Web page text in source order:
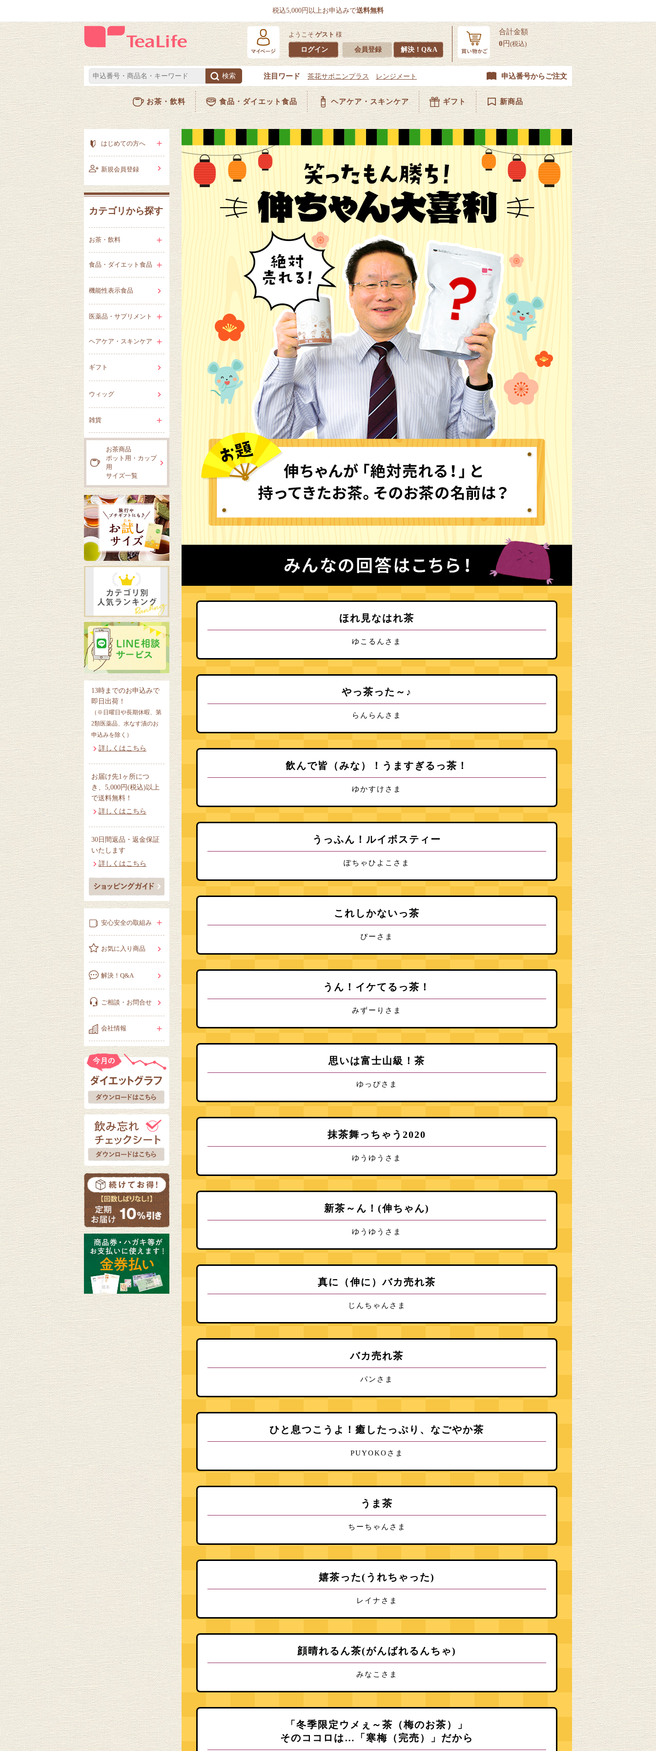
税込5,000円以上お申込みで送料無料
ようこそゲスト 様
ログイン 会員登録 解決！Q&A
合計金額
0円(税込)
申込番号からご注文
お茶・飲料 食品・ダイエット食品 ヘアケア・スキンケア ギフト 新商品
ほれ見なはれ茶
ゆこるんさま
やっ茶った～♪
らんらんさま
飲んで皆（みな）！うますぎるっ茶！
ゆかすけさま
うっふん！ルイボスティー
ぽちゃひよこさま
これしかないっ茶
ぴーさま
うん！イケてるっ茶！
みずーりさま
思いは富士山級！茶
ゆっぴさま
抹茶舞っちゃう2020
ゆうゆうさま
新茶～ん！(伸ちゃん)
ゆうゆうさま
真に（伸に）バカ売れ茶
じんちゃんさま
バカ売れ茶
パンさま
ひと息つこうよ！癒したっぷり、なごやか茶
PUYOKOさま
うま茶
ちーちゃんさま
嬉茶った(うれちゃった)
レイナさま
顔晴れるん茶(がんばれるんちゃ)
みなこさま
「冬季限定ウメぇ～茶（梅のお茶）」
そのココロは…「寒梅（完売）」だから
はじめての方へ
新規会員登録
カテゴリから探す
お茶・飲料
食品・ダイエット食品
機能性表示食品
医薬品・サプリメント
ヘアケア・スキンケア
ギフト
ウィッグ
雑貨
お茶商品
ポット用・カップ
用
サイズ一覧
13時までのお申込みで
即日出荷！
（※日曜日や長期休暇、第
2類医薬品、水なす漬のお
申込みを除く）
詳しくはこちら
お届け先1ヶ所につ
き、5,000円(税込)以上
で送料無料！
詳しくはこちら
30日間返品・返金保証
いたします
詳しくはこちら
安心安全の取組み
お気に入り商品
解決！Q&A
ご相談・お問合せ
会社情報